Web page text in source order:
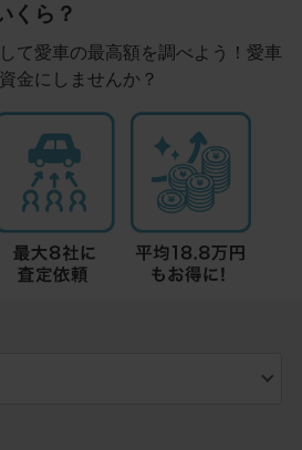
くら？
て愛車の最高額を調べよう！愛車
金にしませんか？